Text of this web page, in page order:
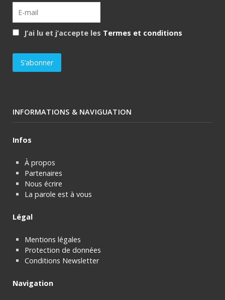
J’ai lu et j’accepte les Termes et conditions
INFORMATIONS & NAVIGUATION
Infos
À propos
Partenaires
Nous écrire
La parole est à vous
Légal
Mentions légales
Protection de données
Conditions Newsletter
Navigation